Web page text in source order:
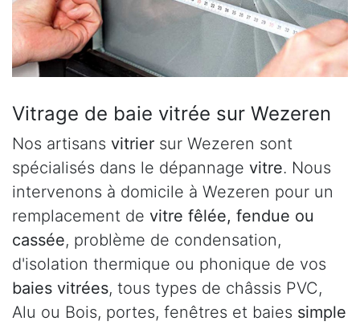
Vitrage de baie vitrée sur Wezeren
Nos artisans vitrier sur Wezeren sont
spécialisés dans le dépannage vitre. Nous
intervenons à domicile à Wezeren pour un
remplacement de vitre fêlée, fendue ou
cassée, problème de condensation,
d'isolation thermique ou phonique de vos
baies vitrées, tous types de châssis PVC,
Alu ou Bois, portes, fenêtres et baies simple